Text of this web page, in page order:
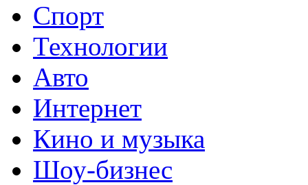
Спорт
Технологии
Авто
Интернет
Кино и музыка
Шоу-бизнес